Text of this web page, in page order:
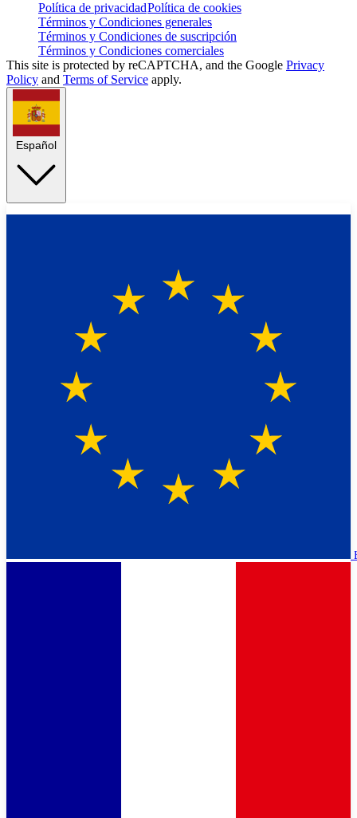
Política de privacidadPolítica de cookies
Términos y Condiciones generales
Términos y Condiciones de suscripción
Términos y Condiciones comerciales
This site is protected by reCAPTCHA, and the Google Privacy
Policy and Terms of Service apply.
Español